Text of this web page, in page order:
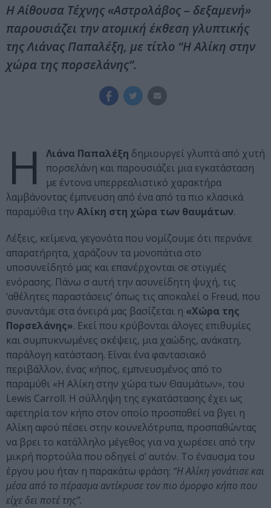
Η Αίθουσα Τέχνης «Αστρολάβος – δεξαμενή»
παρουσιάζει την ατομική έκθεση γλυπτικής
της Λιάνας Παπαλέξη, με τίτλο “H Αλίκη στην
χώρα της πορσελάνης”.
Η Λιάνα Παπαλέξη δημιουργεί γλυπτά από χυτή
πορσελάνη και παρουσιάζει μια εγκατάσταση
με έντονα υπερρεαλιστικό χαρακτήρα
λαμβάνοντας έμπνευση από ένα από τα πιο κλασικά
παραμύθια την Αλίκη στη χώρα των θαυμάτων.
Λέξεις, κείμενα, γεγονότα που νομίζουμε ότι περνάνε
απαρατήρητα, χαράζουν τα μονοπάτια στο
υποσυνείδητό μας και επανέρχονται σε στιγμές
ενόρασης. Πάνω σ αυτή την ασυνείδητη ψυχή, τις
‘αθέλητες παραστάσεις’ όπως τις αποκαλεί ο Freud, που
συναντάμε στα όνειρά μας βασίζεται η «Χώρα της
Πορσελάνης». Εκεί που κρύβονται άλογες επιθυμίες
και συμπυκνωμένες σκέψεις, μια χαώδης, ανάκατη,
παράλογη κατάσταση. Είναι ένα φαντασιακό
περιβάλλον, ένας κήπος, εμπνευσμένος από το
παραμύθι «Η Αλίκη στην χώρα των Θαυμάτων», του
Lewis Carroll. Η σύλληψη της εγκατάστασης έχει ως
αφετηρία τον κήπο στον οποίο προσπαθεί να βγει η
Αλίκη αφού πέσει στην κουνελότρυπα, προσπαθώντας
να βρει το κατάλληλο μέγεθος για να χωρέσει από την
μικρή πορτούλα που οδηγεί σ’ αυτόν. Το έναυσμα του
έργου μου ήταν η παρακάτω φράση: “Η Αλίκη γονάτισε και
μέσα από το πέρασμα αντίκρυσε τον πιο όμορφο κήπο που
είχε δει ποτέ της”.